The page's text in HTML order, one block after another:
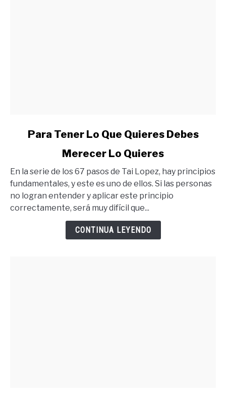
Tener
Lo
Que
Quieres
Para Tener Lo Que Quieres Debes
Merecer Lo Quieres
En la serie de los 67 pasos de Tai Lopez, hay principios
fundamentales, y este es uno de ellos. Si las personas
no logran entender y aplicar este principio
correctamente, será muy difícil que...
CONTINUA LEYENDO